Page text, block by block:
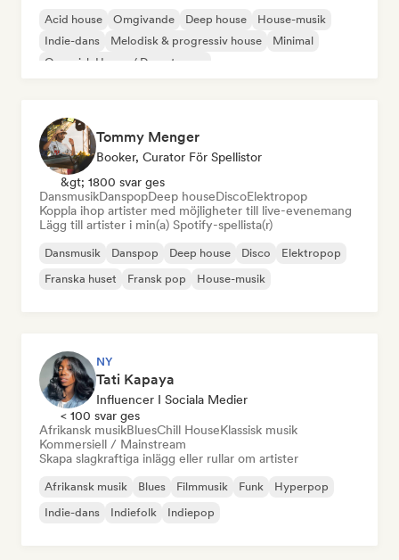
Acid house Omgivande Deep house
House-musik
Indie-dans
Melodisk & progressiv house
Minimal
Organisk House / Downtempo
Tommy Menger
Booker, Curator För Spellistor
&gt; 1800 svar ges
DansmusikDanspopDeep houseDiscoElektropop
Koppla ihop artister med möjligheter till live-evenemang
Lägg till artister i min(a) Spotify-spellista(r)
Dansmusik Danspop Deep house Disco
Elektropop
Franska huset
Fransk pop House-musik
NY
Tati Kapaya
Influencer I Sociala Medier
< 100 svar ges
Afrikansk musikBluesChill HouseKlassisk musik
Kommersiell / Mainstream
Skapa slagkraftiga inlägg eller rullar om artister
Afrikansk musik Blues Filmmusik Funk
Hyperpop
Indie-dans
Indiefolk Indiepop